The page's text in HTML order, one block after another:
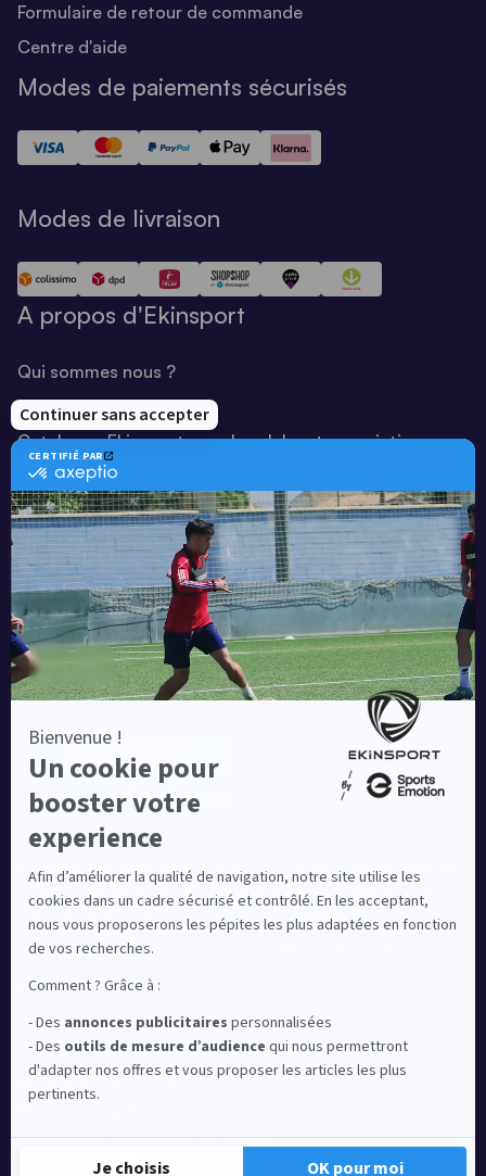
Formulaire de retour de commande
Centre d'aide
Modes de paiements sécurisés
Modes de livraison
A propos d'Ekinsport
Qui sommes nous ?
Notre savoir-faire
Catalogue Ekinsport pour les clubs et associations
Catalogue running Ekinsport
Blog
Une société de :
Equipementier sportif leader en France depuis plus de
10 ans, Ekinsport a été distingué par la rédaction de
Capital dans son classement des « Meilleurs sites de
commerce en ligne 2024 », catégorie Sportswear.
En savoir plus
© EKINSPORT 2026
Conditions Générales de Vente
Paramètres de cookies